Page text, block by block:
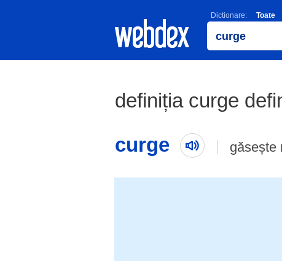
Dictionare: Toate
definiția curge
curge
găsește